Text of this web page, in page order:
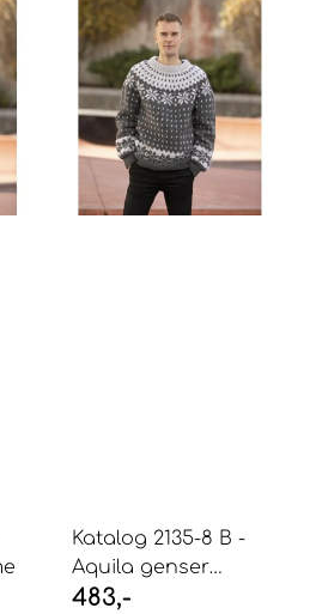
Katalog 2135-8 B -
Aquila genser
Herre
483,-